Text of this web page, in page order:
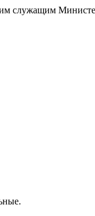
служащим